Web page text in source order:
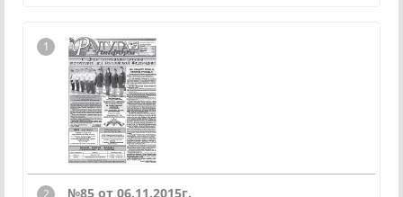
№85 от 06.11.2015г.